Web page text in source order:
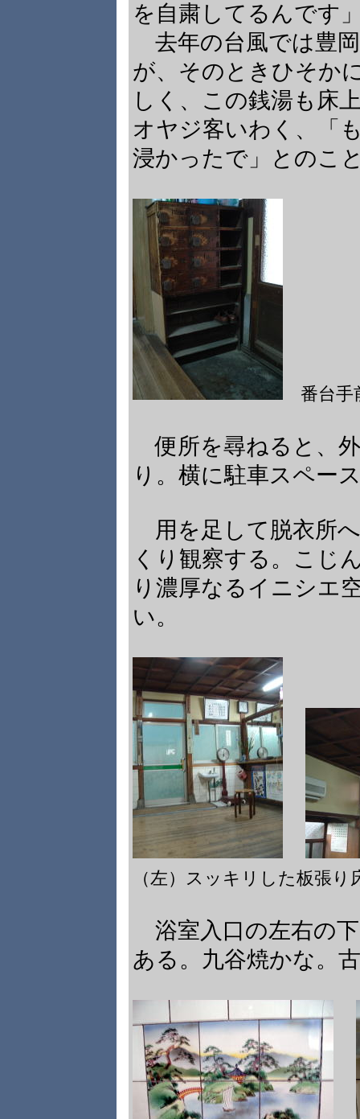
を自粛してるんです
去年の台風では豊
が、そのときひそか
しく、この銭湯も床
オヤジ客いわく、「
浸かったで」とのこ
番台手
便所を尋ねると、
り。横に駐車スペー
用を足して脱衣所
くり観察する。こじ
り濃厚なるイニシエ
い。
（左）スッキリした板張
浴室入口の左右の
ある。九谷焼かな。